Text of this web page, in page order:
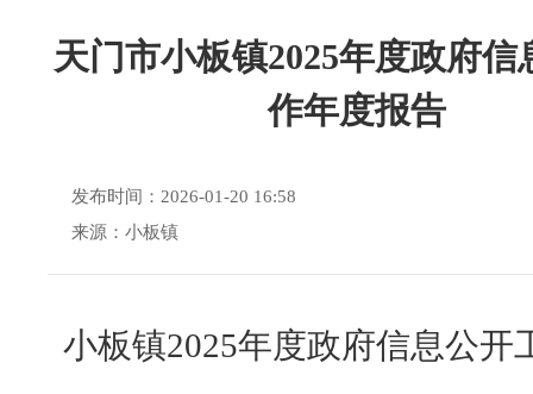
天门市小板镇2025年度政府信
作年度报告
发布时间：2026-01-20 16:58
来源：小板镇
小板镇2025年度政府信息公开